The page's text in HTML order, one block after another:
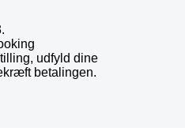
udfyld dine
betalingen.